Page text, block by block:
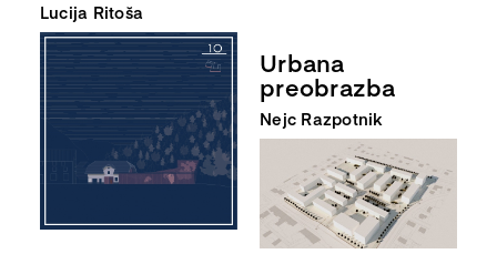
Lucija Ritoša
Urbana
preobrazba
Nejc Razpotnik